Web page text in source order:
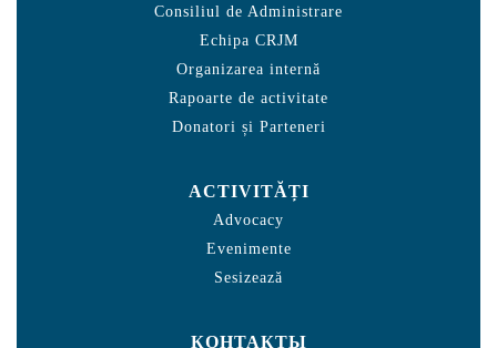
Consiliul de Administrare
Echipa CRJM
Organizarea internă
Rapoarte de activitate
Donatori și Parteneri
ACTIVITĂȚI
Advocacy
Evenimente
Sesizează
КОНТАКТЫ